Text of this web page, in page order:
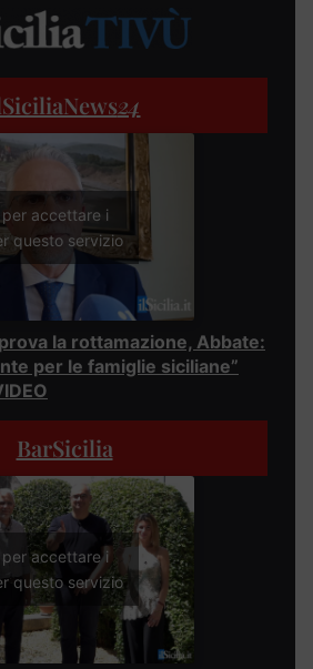
24
per accettare i
questo servizio
la rottamazione, Abbate:
per le famiglie siciliane”
BarSicilia
per accettare i
questo servizio